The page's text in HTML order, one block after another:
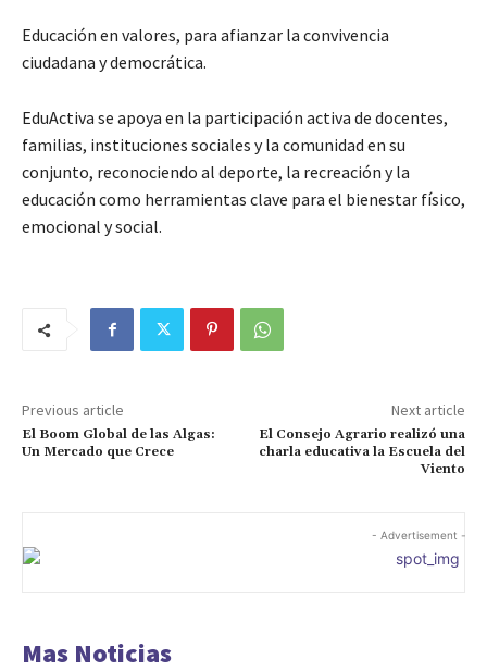
Educación en valores, para afianzar la convivencia
ciudadana y democrática.
EduActiva se apoya en la participación activa de docentes,
familias, instituciones sociales y la comunidad en su
conjunto, reconociendo al deporte, la recreación y la
educación como herramientas clave para el bienestar físico,
emocional y social.
Previous article
El Boom Global de las Algas:
Un Mercado que Crece
Next article
El Consejo Agrario realizó una
charla educativa la Escuela del
Viento
- Advertisement -
Mas Noticias